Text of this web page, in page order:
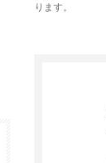
ります。